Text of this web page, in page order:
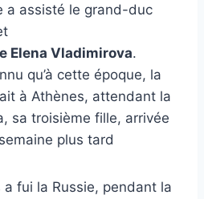
a assisté le grand-duc
Elena Vladimirova.
qu’à cette époque, la
à Athènes, attendant la
sa troisième fille, arrivée
plus tard
a fui la Russie, pendant la